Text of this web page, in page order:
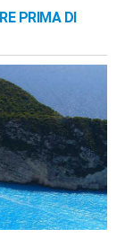
PRIMA DI